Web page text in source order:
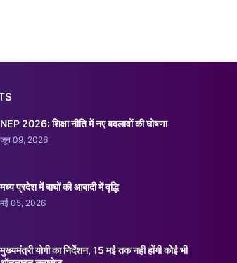
NEP 2026: शिक्षा नीति में नए बदलावों की घोषणा
जून 09, 2026
मध्य प्रदेश में बाघों की आबादी में वृद्धि
मई 05, 2026
मुख्यमंत्री योगी का निर्देशन, 15 मई तक नही होंगी कोई भी